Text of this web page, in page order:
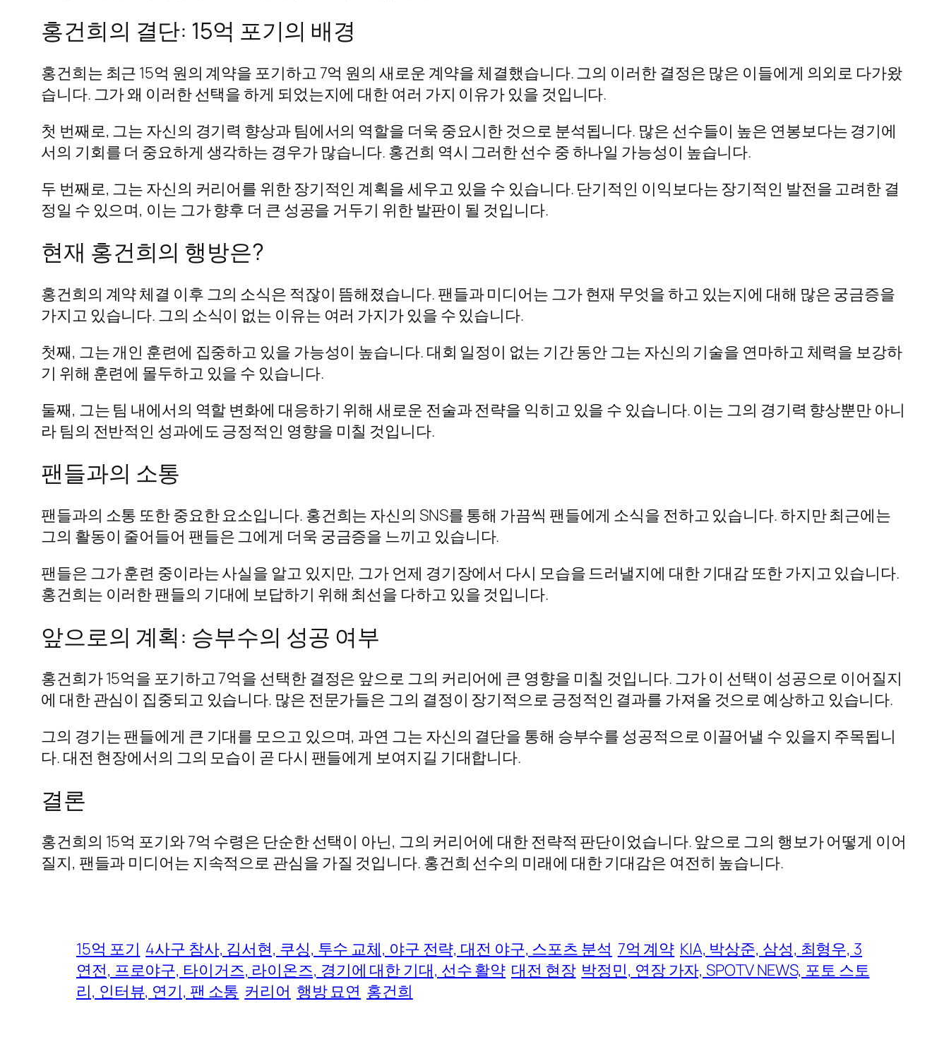
홍건희의 결단: 15억 포기의 배경
홍건희는 최근 15억 원의 계약을 포기하고 7억 원의 새로운 계약을 체결했습니다. 그의 이러한 결정은 많은 이들에게 의외로 다가왔
습니다. 그가 왜 이러한 선택을 하게 되었는지에 대한 여러 가지 이유가 있을 것입니다.
첫 번째로, 그는 자신의 경기력 향상과 팀에서의 역할을 더욱 중요시한 것으로 분석됩니다. 많은 선수들이 높은 연봉보다는 경기에
서의 기회를 더 중요하게 생각하는 경우가 많습니다. 홍건희 역시 그러한 선수 중 하나일 가능성이 높습니다.
두 번째로, 그는 자신의 커리어를 위한 장기적인 계획을 세우고 있을 수 있습니다. 단기적인 이익보다는 장기적인 발전을 고려한 결
정일 수 있으며, 이는 그가 향후 더 큰 성공을 거두기 위한 발판이 될 것입니다.
현재 홍건희의 행방은?
홍건희의 계약 체결 이후 그의 소식은 적잖이 뜸해졌습니다. 팬들과 미디어는 그가 현재 무엇을 하고 있는지에 대해 많은 궁금증을
가지고 있습니다. 그의 소식이 없는 이유는 여러 가지가 있을 수 있습니다.
첫째, 그는 개인 훈련에 집중하고 있을 가능성이 높습니다. 대회 일정이 없는 기간 동안 그는 자신의 기술을 연마하고 체력을 보강하
기 위해 훈련에 몰두하고 있을 수 있습니다.
둘째, 그는 팀 내에서의 역할 변화에 대응하기 위해 새로운 전술과 전략을 익히고 있을 수 있습니다. 이는 그의 경기력 향상뿐만 아니
라 팀의 전반적인 성과에도 긍정적인 영향을 미칠 것입니다.
팬들과의 소통
팬들과의 소통 또한 중요한 요소입니다. 홍건희는 자신의 SNS를 통해 가끔씩 팬들에게 소식을 전하고 있습니다. 하지만 최근에는
그의 활동이 줄어들어 팬들은 그에게 더욱 궁금증을 느끼고 있습니다.
팬들은 그가 훈련 중이라는 사실을 알고 있지만, 그가 언제 경기장에서 다시 모습을 드러낼지에 대한 기대감 또한 가지고 있습니다.
홍건희는 이러한 팬들의 기대에 보답하기 위해 최선을 다하고 있을 것입니다.
앞으로의 계획: 승부수의 성공 여부
홍건희가 15억을 포기하고 7억을 선택한 결정은 앞으로 그의 커리어에 큰 영향을 미칠 것입니다. 그가 이 선택이 성공으로 이어질지
에 대한 관심이 집중되고 있습니다. 많은 전문가들은 그의 결정이 장기적으로 긍정적인 결과를 가져올 것으로 예상하고 있습니다.
그의 경기는 팬들에게 큰 기대를 모으고 있으며, 과연 그는 자신의 결단을 통해 승부수를 성공적으로 이끌어낼 수 있을지 주목됩니
다. 대전 현장에서의 그의 모습이 곧 다시 팬들에게 보여지길 기대합니다.
결론
홍건희의 15억 포기와 7억 수령은 단순한 선택이 아닌, 그의 커리어에 대한 전략적 판단이었습니다. 앞으로 그의 행보가 어떻게 이어
질지, 팬들과 미디어는 지속적으로 관심을 가질 것입니다. 홍건희 선수의 미래에 대한 기대감은 여전히 높습니다.
15억 포기 4사구 참사, 김서현, 쿠싱, 투수 교체, 야구 전략, 대전 야구, 스포츠 분석 7억 계약 KIA, 박상준, 삼성, 최형우, 3
연전, 프로야구, 타이거즈, 라이온즈, 경기에 대한 기대, 선수 활약 대전 현장 박정민, 연장 가자, SPOTV NEWS, 포토 스토
리, 인터뷰, 연기, 팬 소통 커리어 행방 묘연 홍건희